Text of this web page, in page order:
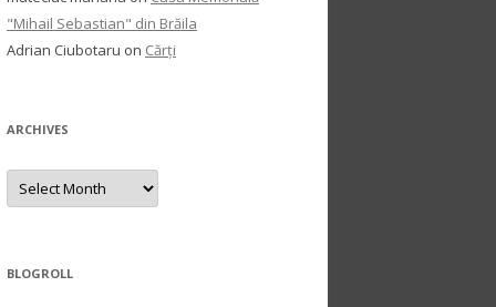
"Mihail Sebastian" din Brăila
Adrian Ciubotaru on Cărți
ARCHIVES
Archives
BLOGROLL